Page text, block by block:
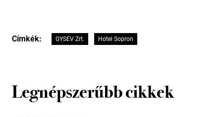
Címkék: GYSEV Zrt. Hotel Sopron
Legnépszerűbb cikkek